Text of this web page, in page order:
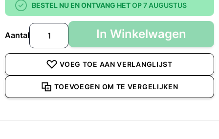
BESTEL NU EN ONTVANG HETOP 7 AUGUSTUS
Aantal In Winkelwagen
VOEG TOE AAN VERLANGLIJST
TOEVOEGEN OM TE VERGELIJKEN